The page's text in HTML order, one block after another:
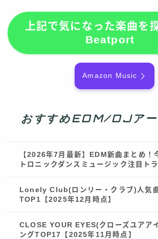
上記で気になった楽曲を
Beatport
Amazon Music
おすすめEDM/DJアー
【2026年7月最新】EDM新曲まとめ！
トロニックダンスミュージック注目ト
Lonely Club(ロンリー・クラブ)人気
TOP1【2025年12月時点】
CLOSE YOUR EYES(クローズユアア
ングTOP17【2025年11月時点】